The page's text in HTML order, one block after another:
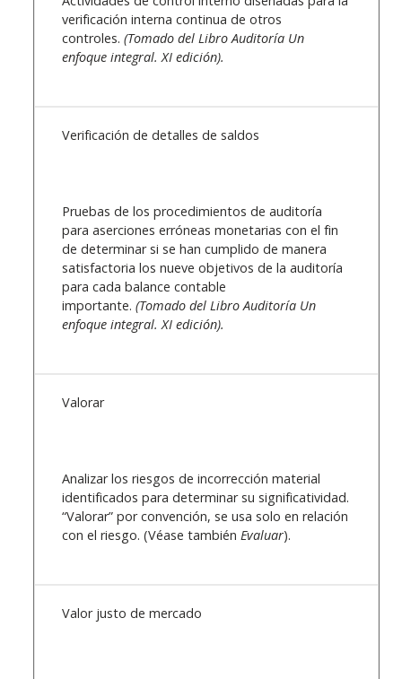
verificación interna continua de otros
controles. (Tomado del Libro Auditoría Un
enfoque integral. XI edición).
Verificación de detalles de saldos
Pruebas de los procedimientos de auditoría
para aserciones erróneas monetarias con el fin
de determinar si se han cumplido de manera
satisfactoria los nueve objetivos de la auditoría
para cada balance contable
importante. (Tomado del Libro Auditoría Un
enfoque integral. XI edición).
Valorar
Analizar los riesgos de incorrección material
identificados para determinar su significatividad.
“Valorar” por convención, se usa solo en relación
con el riesgo. (Véase también Evaluar).
Valor justo de mercado